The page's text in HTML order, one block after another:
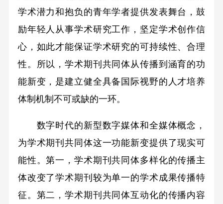
学术潜力和抱负的青年学者提供发表舞台，鼓
励年轻人从事学术研究工作，坚定学术创作信
心，如此才能保证学术研究的可持续性、合理
性。所以，学术期刊共同体从传播到涵育的功
能新变，是建立健全具备国际视野的人才培养
体制机制不可或缺的一环。
数字时代的新型数字媒体和全媒体概念，
为学术期刊共同体这一功能新变提供了现实可
能性。第一，学术期刊共同体多样化的传播主
体改变了学术期刊较为单一的学术成果传播特
征。第二，学术期刊共同体互动化的传播内容